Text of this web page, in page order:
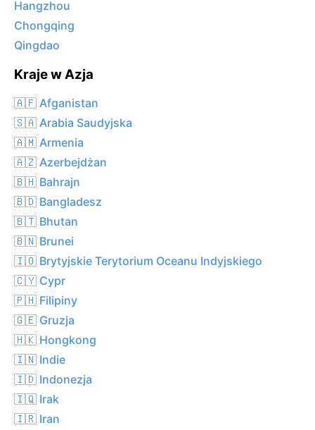
Hangzhou
Chongqing
Qingdao
Kraje w Azja
🇦🇫 Afganistan
🇸🇦 Arabia Saudyjska
🇦🇲 Armenia
🇦🇿 Azerbejdżan
🇧🇭 Bahrajn
🇧🇩 Bangladesz
🇧🇹 Bhutan
🇧🇳 Brunei
🇮🇴 Brytyjskie Terytorium Oceanu Indyjskiego
🇨🇾 Cypr
🇵🇭 Filipiny
🇬🇪 Gruzja
🇭🇰 Hongkong
🇮🇳 Indie
🇮🇩 Indonezja
🇮🇶 Irak
🇮🇷 Iran